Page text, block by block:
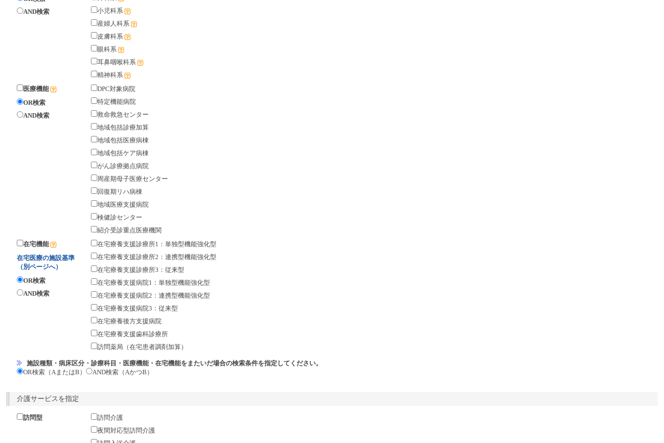
AND検索
小児科系
産婦人科系
皮膚科系
眼科系
耳鼻咽喉科系
精神科系
医療機能
OR検索
AND検索
DPC対象病院
特定機能病院
救命救急センター
地域包括診療加算
地域包括医療病棟
地域包括ケア病棟
がん診療拠点病院
周産期母子医療センター
回復期リハ病棟
地域医療支援病院
検健診センター
紹介受診重点医療機関
在宅機能
在宅医療の施設基準
（別ページへ）
OR検索
AND検索
在宅療養支援診療所1：単独型機能強化型
在宅療養支援診療所2：連携型機能強化型
在宅療養支援診療所3：従来型
在宅療養支援病院1：単独型機能強化型
在宅療養支援病院2：連携型機能強化型
在宅療養支援病院3：従来型
在宅療養後方支援病院
在宅療養支援歯科診療所
訪問薬局（在宅患者調剤加算）
施設種類・病床区分・診療科目・医療機能・在宅機能をまたいだ場合の検索条件を指定してください。
OR検索（AまたはB）
AND検索（AかつB）
介護サービスを指定
訪問型
訪問介護
夜間対応型訪問介護